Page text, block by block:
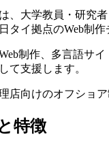
、大学教員・研究
タイ拠点のWeb制作
制作、多言語サ
て支援します。
店向けのオフショ
特徴